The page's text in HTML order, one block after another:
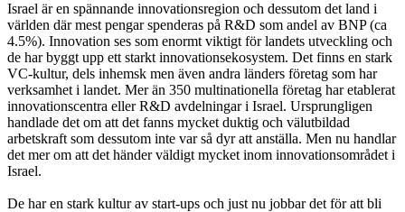
Israel är en spännande innovationsregion och dessutom det land i
världen där mest pengar spenderas på R&D som andel av BNP (ca
4.5%). Innovation ses som enormt viktigt för landets utveckling och
de har byggt upp ett starkt innovationsekosystem. Det finns en stark
VC-kultur, dels inhemsk men även andra länders företag som har
verksamhet i landet. Mer än 350 multinationella företag har etablerat
innovationscentra eller R&D avdelningar i Israel. Ursprungligen
handlade det om att det fanns mycket duktig och välutbildad
arbetskraft som dessutom inte var så dyr att anställa. Men nu handlar
det mer om att det händer väldigt mycket inom innovationsområdet i
Israel.
De har en stark kultur av start-ups och just nu jobbar det för att bli